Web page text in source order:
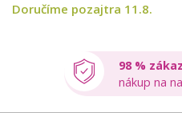
Doručíme pozajtra 11.8.
98 %
nákup na